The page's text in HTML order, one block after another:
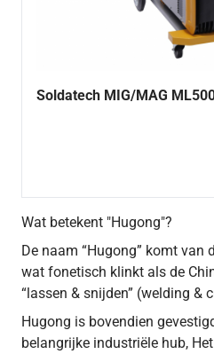
Soldatech MIG/MAG
Wat betekent "Hugong"?
De naam “Hugong” komt van
wat fonetisch klinkt als de
“lassen & snijden” (welding &
Hugong is bovendien
belangrijke industriële hub,